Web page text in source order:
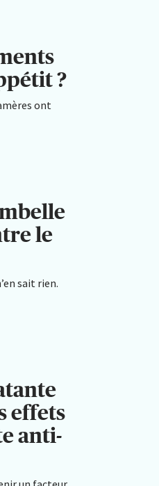
?
ont
le
sait rien.
effets
anti-